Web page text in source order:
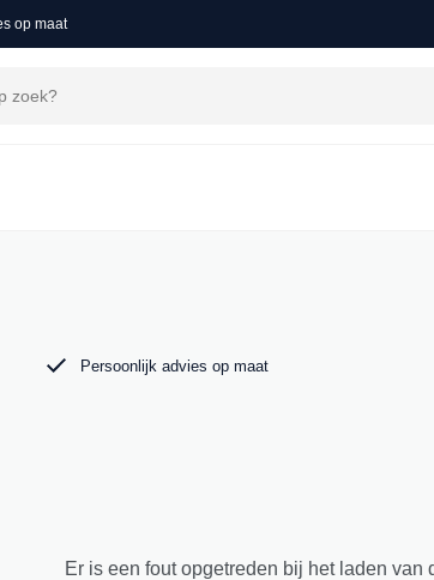
op maat
Ontdek onze collectie
Persoonlijk advies op maat
Er is een fout opgetreden bij het laden van